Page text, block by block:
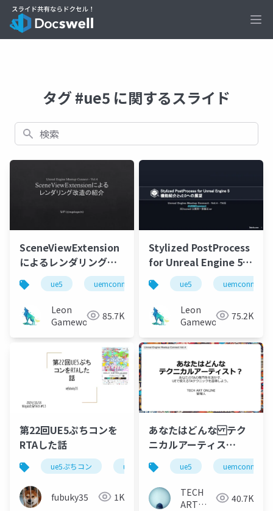
タグ #ue5 に関するスライド
検索
SceneViewExtension
によるレンダリング改
造の紹介
ue5 uemconnect
Leon
Gameworks 85.7K
Stylized PostProcess
for Unreal Engine 5
機能紹介とv2.0への展
望
ue5 uemconnect
Leon
Gameworks 75.2K
第22回UE5ぷちコンを
RTAした話
ue5ぷちコン ue5 unrealengine
fubuky35 1K
あなたはどんな テク
ニカルアーティス
ト？ / あなたのTAの
専門性を活かす、 UE
で使えるTAテクニック
を習得しよう。
ue5 uemconnect
TECH
ART
40.7K